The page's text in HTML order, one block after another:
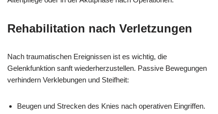
Rehabilitation nach Verletzungen
Nach traumatischen Ereignissen ist es wichtig, die
Gelenkfunktion sanft wiederherzustellen. Passive Bewegungen
verhindern Verklebungen und Steifheit:
Beugen und Strecken des Knies nach operativen Eingriffen.